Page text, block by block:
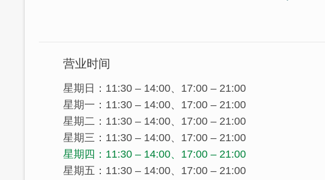
营业时间
星期日：11:30 – 14:00、17:00 – 21:00
星期一：11:30 – 14:00、17:00 – 21:00
星期二：11:30 – 14:00、17:00 – 21:00
星期三：11:30 – 14:00、17:00 – 21:00
星期四：11:30 – 14:00、17:00 – 21:00
星期五：11:30 – 14:00、17:00 – 21:00